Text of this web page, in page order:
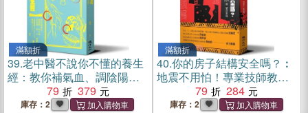
滿額折
39.老中醫不說你不懂的養生
經：教你補氣血、調陰陽、
防大病，祛除濁、瘀、火、
毒體質
79 379
庫存：2
滿額折
40.你的房子結構安全嗎？︰
地震不用怕！專業技師教你
安心購屋100問（增訂新版）
79 284
庫存：2